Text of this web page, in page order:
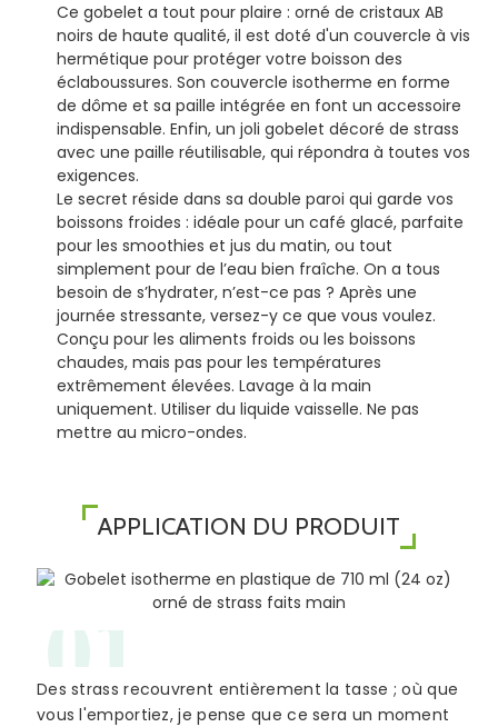
Ce gobelet a tout pour plaire : orné de cristaux AB
noirs de haute qualité, il est doté d'un couvercle à vis
hermétique pour protéger votre boisson des
éclaboussures. Son couvercle isotherme en forme
de dôme et sa paille intégrée en font un accessoire
indispensable. Enfin, un joli gobelet décoré de strass
avec une paille réutilisable, qui répondra à toutes vos
exigences.
Le secret réside dans sa double paroi qui garde vos
boissons froides : idéale pour un café glacé, parfaite
pour les smoothies et jus du matin, ou tout
simplement pour de l’eau bien fraîche. On a tous
besoin de s’hydrater, n’est-ce pas ? Après une
journée stressante, versez-y ce que vous voulez.
Conçu pour les aliments froids ou les boissons
chaudes, mais pas pour les températures
extrêmement élevées. Lavage à la main
uniquement. Utiliser du liquide vaisselle. Ne pas
mettre au micro-ondes.
APPLICATION DU PRODUIT
01
Des strass recouvrent entièrement la tasse ; où que
vous l'emportiez, je pense que ce sera un moment